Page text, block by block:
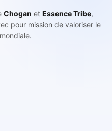
Chogan et Essence Tribe,
pour mission de valoriser le